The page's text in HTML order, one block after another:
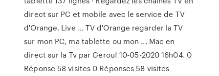
direct sur PC et mobile avec le service de TV
d'Orange. Live … TV d'Orange regarder la TV
sur mon PC, ma tablette ou mon ... Mac en
direct sur la Tv par Gerouf ‎10-05-2020 16h04. 0
Réponse 58 visites 0 Réponses 58 visites